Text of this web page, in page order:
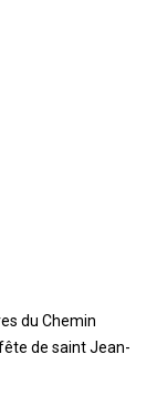
du Chemin
de saint Jean-